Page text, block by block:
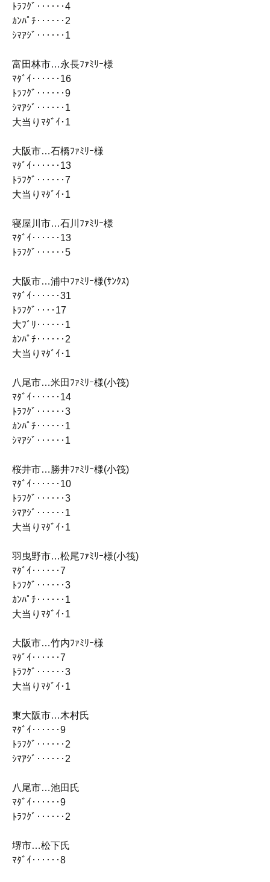
ﾄﾗﾌｸﾞ‥‥‥4
ｶﾝﾊﾟﾁ‥‥‥2
ｼﾏｱｼﾞ‥‥‥1
富田林市…永長ﾌｧﾐﾘｰ様
ﾏﾀﾞｲ‥‥‥16
ﾄﾗﾌｸﾞ‥‥‥9
ｼﾏｱｼﾞ‥‥‥1
大当りﾏﾀﾞｲ･1
大阪市…石橋ﾌｧﾐﾘｰ様
ﾏﾀﾞｲ‥‥‥13
ﾄﾗﾌｸﾞ‥‥‥7
大当りﾏﾀﾞｲ･1
寝屋川市…石川ﾌｧﾐﾘｰ様
ﾏﾀﾞｲ‥‥‥13
ﾄﾗﾌｸﾞ‥‥‥5
大阪市…浦中ﾌｧﾐﾘｰ様(ｻﾝｸｽ)
ﾏﾀﾞｲ‥‥‥31
ﾄﾗﾌｸﾞ‥‥17
大ﾌﾞﾘ‥‥‥1
ｶﾝﾊﾟﾁ‥‥‥2
大当りﾏﾀﾞｲ･1
八尾市…米田ﾌｧﾐﾘｰ様(小筏)
ﾏﾀﾞｲ‥‥‥14
ﾄﾗﾌｸﾞ‥‥‥3
ｶﾝﾊﾟﾁ‥‥‥1
ｼﾏｱｼﾞ‥‥‥1
桜井市…勝井ﾌｧﾐﾘｰ様(小筏)
ﾏﾀﾞｲ‥‥‥10
ﾄﾗﾌｸﾞ‥‥‥3
ｼﾏｱｼﾞ‥‥‥1
大当りﾏﾀﾞｲ･1
羽曳野市…松尾ﾌｧﾐﾘｰ様(小筏)
ﾏﾀﾞｲ‥‥‥7
ﾄﾗﾌｸﾞ‥‥‥3
ｶﾝﾊﾟﾁ‥‥‥1
大当りﾏﾀﾞｲ･1
大阪市…竹内ﾌｧﾐﾘｰ様
ﾏﾀﾞｲ‥‥‥7
ﾄﾗﾌｸﾞ‥‥‥3
大当りﾏﾀﾞｲ･1
東大阪市…木村氏
ﾏﾀﾞｲ‥‥‥9
ﾄﾗﾌｸﾞ‥‥‥2
ｼﾏｱｼﾞ‥‥‥2
八尾市…池田氏
ﾏﾀﾞｲ‥‥‥9
ﾄﾗﾌｸﾞ‥‥‥2
堺市…松下氏
ﾏﾀﾞｲ‥‥‥8